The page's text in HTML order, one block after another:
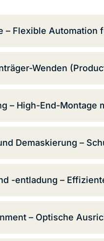
– Flexible
Wenden
– High-End-Montage
Demaskierung –
-entladung –
– Optische